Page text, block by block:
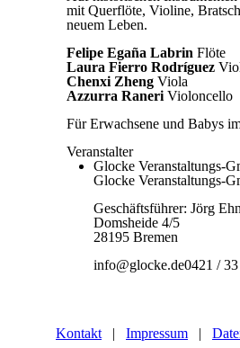
mit Querflöte, Violine,
neuem Leben.
Felipe Egaña Labrin Flöte
Laura Fierro Rodríguez
Chenxi Zheng Viola
Azzurra Raneri Violoncello
Für Erwachsene und Babys
Veranstalter
Glocke Veranstaltungs-
Glocke Veranstaltungs-
Geschäftsführer: Jörg
Domsheide 4/5
28195 Bremen
info@glocke.de0421 /
Kontakt | Impressum |